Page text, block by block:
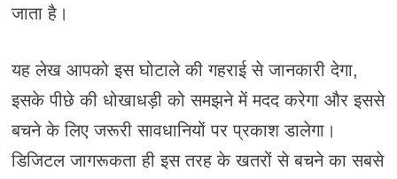
जाता है।
यह लेख आपको इस घोटाले की गहराई से जानकारी देगा,
इसके पीछे की धोखाधड़ी को समझने में मदद करेगा और इससे
बचने के लिए जरूरी सावधानियों पर प्रकाश डालेगा।
डिजिटल जागरूकता ही इस तरह के खतरों से बचने का सबसे